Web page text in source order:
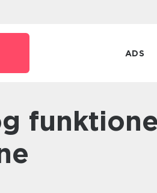
ADS